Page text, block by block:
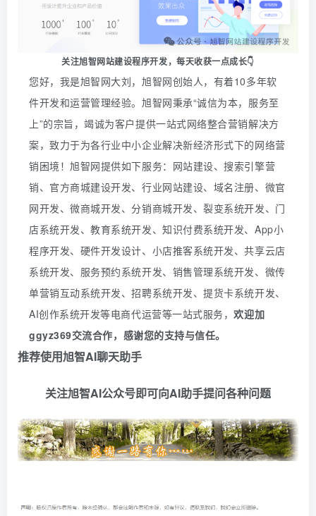
关注旭智网站建设程序开发，每天收获一点成长👇
您好，我是旭智网大刘，旭智网创始人，有着10多年软
件开发和运营管理经验。旭智网秉承“诚信为本，服务至
上”的宗旨，竭诚为客户提供一站式网络整合营销解决方
案，致力于为各行业中小企业解决新经济形式下的网络营
销困境！旭智网提供如下服务：网站建设、搜索引擎营
销、官方商城建设开发、行业网站建设、域名注册、微官
网开发、微商城开发、分销商城开发、裂变系统开发、门
店系统开发、教育系统开发、知识付费系统开发、 App小
程序开发、硬件开发设计、小店推客系统开发、共享云店
系统开发、服务预约系统开发、销售管理系统开发、微传
单营销互动系统开发、招聘系统开发、提货卡系统开发、
AI创作系统开发等电商代运营等一站式服务，欢迎加
ggyz369交流合作，感谢您的支持与信任。
推荐使用旭智AI聊天助手
关注旭智AI公众号即可向AI助手提问各种问题